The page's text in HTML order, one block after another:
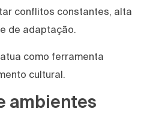
conflitos constantes, alta
de adaptação.
como ferramenta
cultural.
ambientes